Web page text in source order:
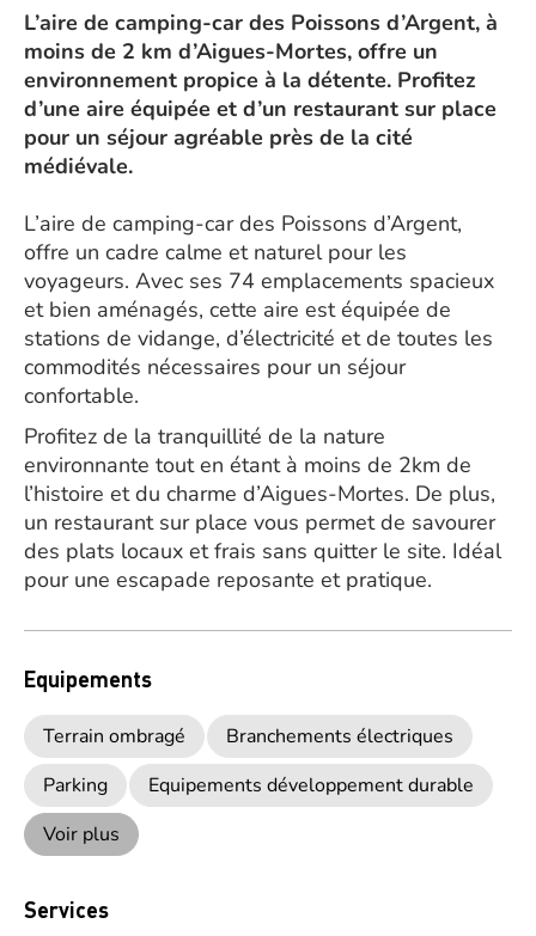
L’aire de camping-car des Poissons d’Argent, à
moins de 2 km d’Aigues-Mortes, offre un
environnement propice à la détente. Profitez
d’une aire équipée et d’un restaurant sur place
pour un séjour agréable près de la cité
médiévale.
L’aire de camping-car des Poissons d’Argent,
offre un cadre calme et naturel pour les
voyageurs. Avec ses 74 emplacements spacieux
et bien aménagés, cette aire est équipée de
stations de vidange, d’électricité et de toutes les
commodités nécessaires pour un séjour
confortable.
Profitez de la tranquillité de la nature
environnante tout en étant à moins de 2km de
l’histoire et du charme d’Aigues-Mortes. De plus,
un restaurant sur place vous permet de savourer
des plats locaux et frais sans quitter le site. Idéal
pour une escapade reposante et pratique.
Equipements
Terrain ombragé
Branchements électriques
Parking
Equipements développement durable
Voir plus
Services